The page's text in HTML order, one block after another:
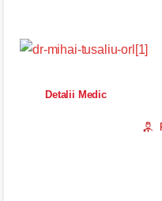
Detalii Medic